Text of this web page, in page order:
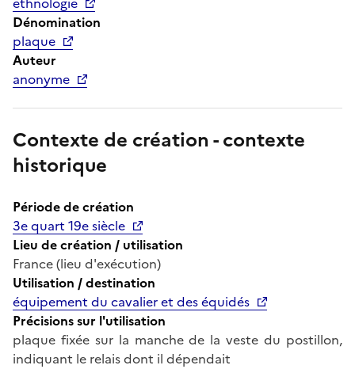
Dénomination
plaque
Auteur
anonyme
Contexte de création - contexte
historique
Période de création
3e quart 19e siècle
Lieu de création / utilisation
France (lieu d'exécution)
Utilisation / destination
équipement du cavalier et des équidés
Précisions sur l'utilisation
plaque fixée sur la manche de la veste du postillon,
indiquant le relais dont il dépendait